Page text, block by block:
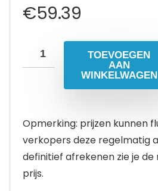
€59.39
TOEVOEGEN
AAN
WINKELWAGEN
Opmerking: prijzen kunnen
verkopers deze regelmatig
definitief afrekenen zie je
prijs.